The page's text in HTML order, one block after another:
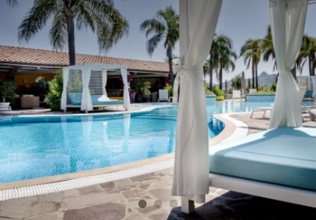
AOÛ2026
Chambres
Code de réduction